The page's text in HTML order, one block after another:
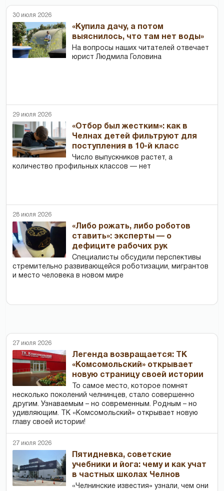
30 июля 2026
«Купила дачу, а потом
выяснилось, что там нет воды»
На вопросы наших читателей отвечает
юрист Людмила Головина
29 июля 2026
«Отбор был жестким»: как в
Челнах детей фильтруют для
поступления в 10-й класс
Число выпускников растет, а
количество профильных классов — нет
28 июля 2026
«Либо рожать, либо роботов
ставить»: эксперты — о
дефиците рабочих рук
Специалисты обсудили перспективы
стремительно развивающейся роботизации, мигрантов
и место человека в новом мире
27 июля 2026
Легенда возвращается: ТК
«Комсомольский» открывает
новую страницу своей истории
То самое место, которое помнят
несколько поколений челнинцев, стало совершенно
другим. Узнаваемым – но современным. Родным – но
удивляющим. ТК «Комсомольский» открывает новую
главу своей истории!
27 июля 2026
Пятидневка, советские
учебники и йога: чему и как учат
в частных школах Челнов
«Челнинские известия» узнали, чем они